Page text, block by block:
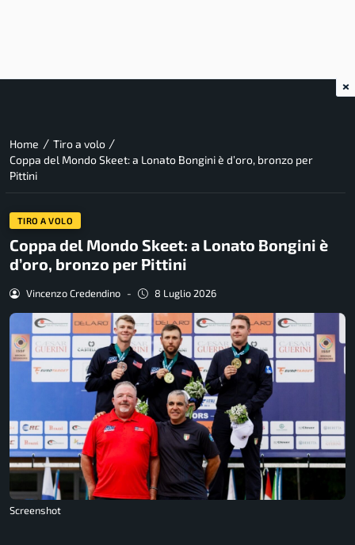
Home / Tiro a volo /
Coppa del Mondo Skeet: a Lonato Bongini è d’oro, bronzo per
Pittini
TIRO A VOLO
Coppa del Mondo Skeet: a Lonato Bongini è
d’oro, bronzo per Pittini
Vincenzo Credendino - 8 Luglio 2026
Screenshot
×